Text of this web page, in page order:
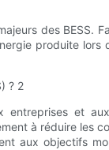
des BESS.
produite lors
et
à réduire les
aux objectifs